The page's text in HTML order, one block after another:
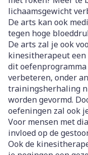
lichaamsgewicht
De arts kan ook
tegen hoge
De arts zal je ook
kinesitherapeut een
dit
verbeteren, onder
trainingsherhaling
worden gevormd.
oefeningen zal ook
Voor mensen met
invloed op de
Ook de